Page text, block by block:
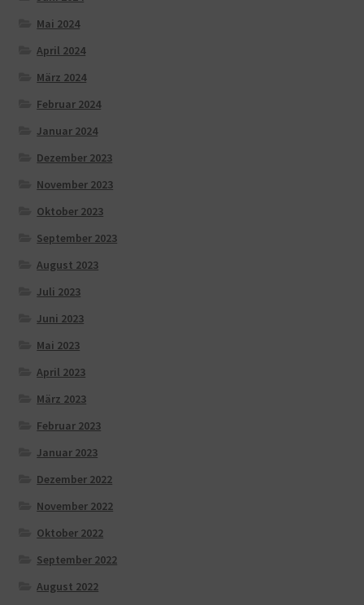
Mai 2024
April 2024
März 2024
Februar 2024
Januar 2024
Dezember 2023
November 2023
Oktober 2023
September 2023
August 2023
Juli 2023
Juni 2023
Mai 2023
April 2023
März 2023
Februar 2023
Januar 2023
Dezember 2022
November 2022
Oktober 2022
September 2022
August 2022